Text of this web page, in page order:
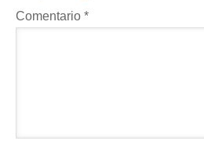
Comentario *